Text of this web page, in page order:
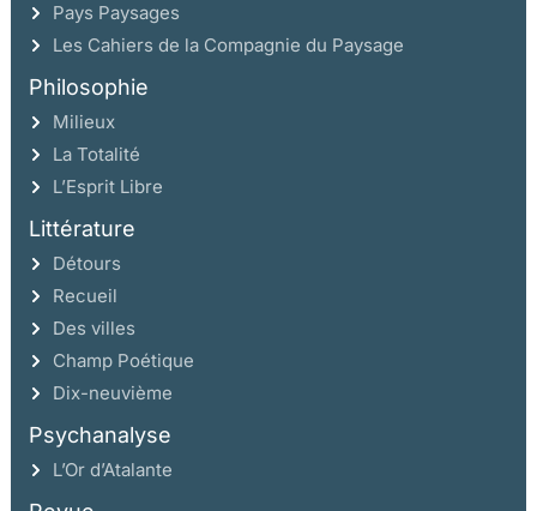
Pays Paysages
Les Cahiers de la Compagnie du Paysage
Philosophie
Milieux
La Totalité
L’Esprit Libre
Littérature
Détours
Recueil
Des villes
Champ Poétique
Dix-neuvième
Psychanalyse
L’Or d’Atalante